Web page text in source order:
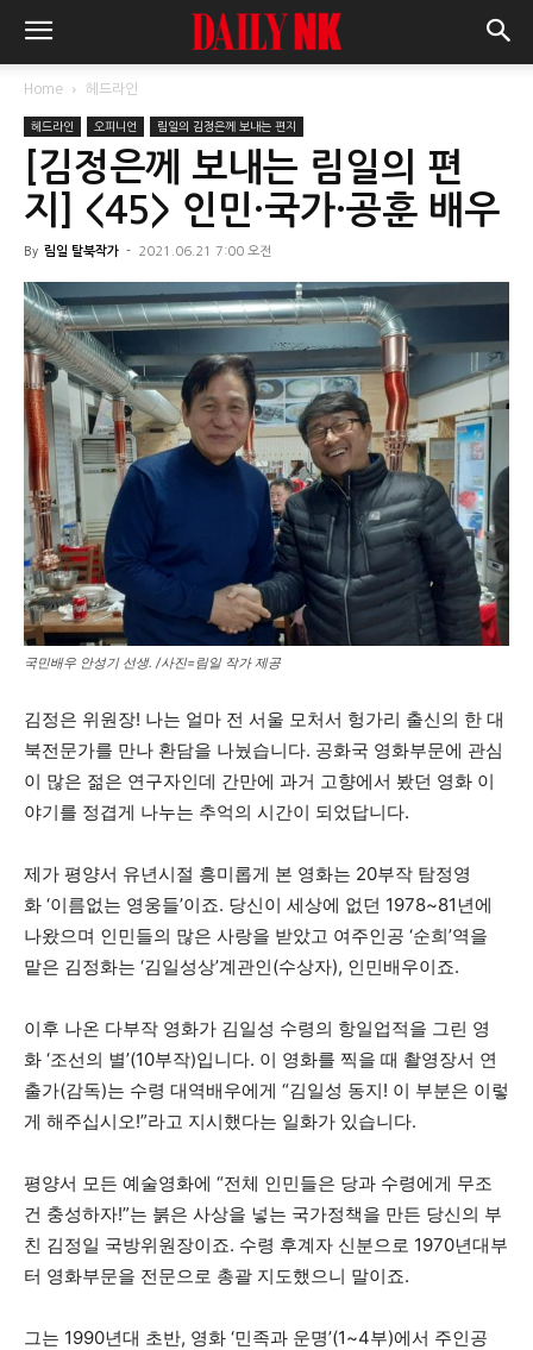
Home 헤드라인
헤드라인 오피니언 림일의 김정은께 보내는 편지
[김정은께 보내는 림일의 편
지] <45> 인민·국가·공훈 배우
By 림일 탈북작가 - 2021.06.21 7:00 오전
국민배우 안성기 선생. /사진=림일 작가 제공
김정은 위원장! 나는 얼마 전 서울 모처서 헝가리 출신의 한 대
북전문가를 만나 환담을 나눴습니다. 공화국 영화부문에 관심
이 많은 젊은 연구자인데 간만에 과거 고향에서 봤던 영화 이
야기를 정겹게 나누는 추억의 시간이 되었답니다.
제가 평양서 유년시절 흥미롭게 본 영화는 20부작 탐정영
화 ‘이름없는 영웅들’이죠. 당신이 세상에 없던 1978~81년에
나왔으며 인민들의 많은 사랑을 받았고 여주인공 ‘순희’역을
맡은 김정화는 ‘김일성상’계관인(수상자), 인민배우이죠.
이후 나온 다부작 영화가 김일성 수령의 항일업적을 그린 영
화 ‘조선의 별’(10부작)입니다. 이 영화를 찍을 때 촬영장서 연
출가(감독)는 수령 대역배우에게 “김일성 동지! 이 부분은 이렇
게 해주십시오!”라고 지시했다는 일화가 있습니다.
평양서 모든 예술영화에 “전체 인민들은 당과 수령에게 무조
건 충성하자!”는 붉은 사상을 넣는 국가정책을 만든 당신의 부
친 김정일 국방위원장이죠. 수령 후계자 신분으로 1970년대부
터 영화부문을 전문으로 총괄 지도했으니 말이죠.
그는 1990년대 초반, 영화 ‘민족과 운명’(1~4부)에서 주인공